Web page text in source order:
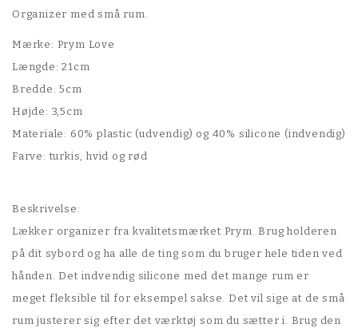
Organizer med små rum.
Mærke: Prym Love
Længde: 21cm
Bredde: 5cm
Højde: 3,5cm
Materiale: 60% plastic (udvendig) og 40% silicone (indvendig)
Farve: turkis, hvid og rød
Beskrivelse:
Lækker organizer fra kvalitetsmærket Prym. Brug holderen
på dit sybord og ha alle de ting som du bruger hele tiden ved
hånden. Det indvendig silicone med det mange rum er
meget fleksible til for eksempel sakse. Det vil sige at de små
rum justerer sig efter det værktøj som du sætter i. Brug den